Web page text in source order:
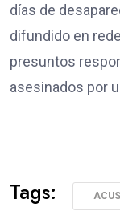
días de
difundido en
presuntos
asesinados por
Tags: